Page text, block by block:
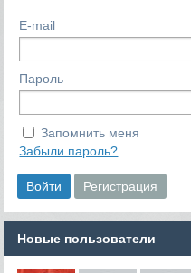
E-mail
Пароль
Запомнить меня
Забыли пароль?
Новые пользователи